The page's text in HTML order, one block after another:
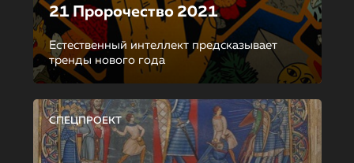
21 Пророчество 2021
Естественный интеллект предсказывает
тренды нового года
СПЕЦПРОЕКТ